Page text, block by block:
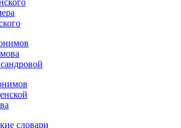
словари